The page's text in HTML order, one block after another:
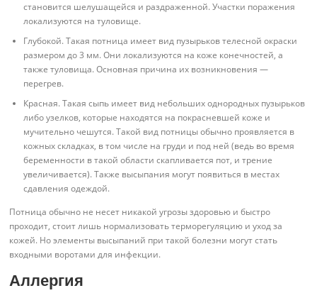
становится шелушащейся и раздраженной. Участки поражения
локализуются на туловище.
Глубокой. Такая потница имеет вид пузырьков телесной окраски
размером до 3 мм. Они локализуются на коже конечностей, а
также туловища. Основная причина их возникновения —
перегрев.
Красная. Такая сыпь имеет вид небольших однородных пузырьков
либо узелков, которые находятся на покрасневшей коже и
мучительно чешутся. Такой вид потницы обычно проявляется в
кожных складках, в том числе на груди и под ней (ведь во время
беременности в такой области скапливается пот, и трение
увеличивается). Также высыпания могут появиться в местах
сдавления одеждой.
Потница обычно не несет никакой угрозы здоровью и быстро
проходит, стоит лишь нормализовать терморегуляцию и уход за
кожей. Но элементы высыпаний при такой болезни могут стать
входными воротами для инфекции.
Аллергия